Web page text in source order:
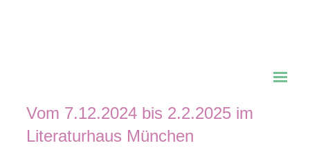
Vom 7.12.2024 bis 2.2.2025 im
Literaturhaus München